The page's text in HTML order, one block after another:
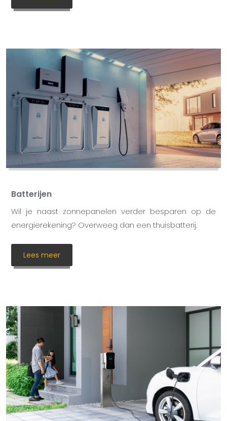
Batterijen
Wil je naast zonnepanelen verder besparen op de
energierekening? Overweeg dan een thuisbatterij.
Lees meer